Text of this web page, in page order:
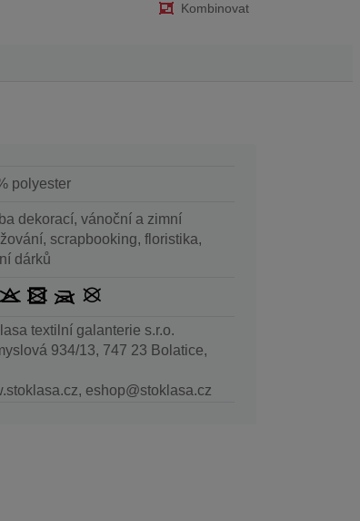
Kombinovat
polyester
dekorací, vánoční a zimní
scrapbooking, floristika,
dárků
textilní galanterie s.r.o.
934/13, 747 23 Bolatice,
eshop@stoklasa.cz